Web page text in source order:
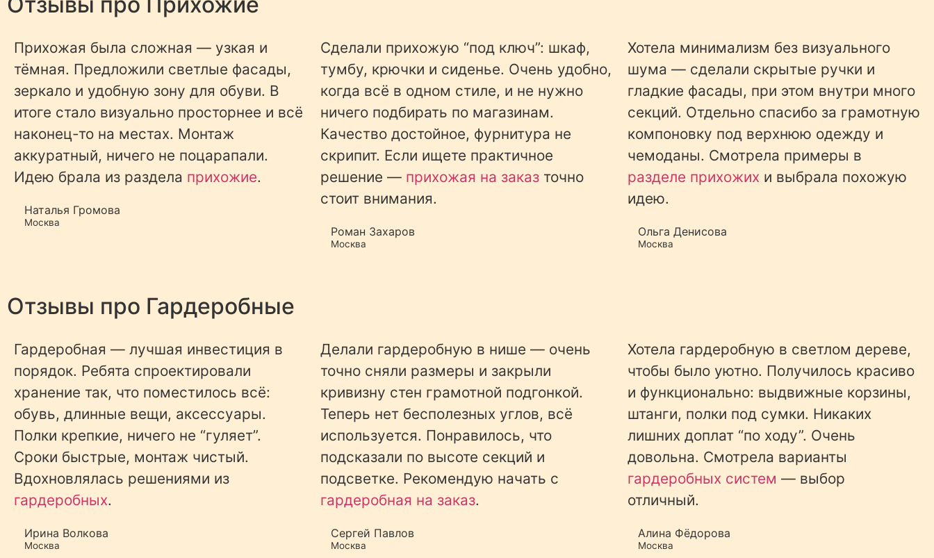
Прихожая была сложная — узкая и
тёмная. Предложили светлые фасады,
зеркало и удобную зону для обуви. В
итоге стало визуально просторнее и всё
наконец-то на местах. Монтаж
аккуратный, ничего не поцарапали.
Идею брала из раздела прихожие.
Наталья Громова
Москва
Сделали прихожую “под ключ”: шкаф,
тумбу, крючки и сиденье. Очень удобно,
когда всё в одном стиле, и не нужно
ничего подбирать по магазинам.
Качество достойное, фурнитура не
скрипит. Если ищете практичное
решение — прихожая на заказ точно
стоит внимания.
Роман Захаров
Москва
Хотела минимализм без визуального
шума — сделали скрытые ручки и
гладкие фасады, при этом внутри много
секций. Отдельно спасибо за грамотную
компоновку под верхнюю одежду и
чемоданы. Смотрела примеры в
разделе прихожих и выбрала похожую
идею.
Ольга Денисова
Москва
Отзывы про Гардеробные
Гардеробная — лучшая инвестиция в
порядок. Ребята спроектировали
хранение так, что поместилось всё:
обувь, длинные вещи, аксессуары.
Полки крепкие, ничего не “гуляет”.
Сроки быстрые, монтаж чистый.
Вдохновлялась решениями из
гардеробных.
Ирина Волкова
Москва
Делали гардеробную в нише — очень
точно сняли размеры и закрыли
кривизну стен грамотной подгонкой.
Теперь нет бесполезных углов, всё
используется. Понравилось, что
подсказали по высоте секций и
подсветке. Рекомендую начать с
гардеробная на заказ.
Сергей Павлов
Москва
Хотела гардеробную в светлом дереве,
чтобы было уютно. Получилось красиво
и функционально: выдвижные корзины,
штанги, полки под сумки. Никаких
лишних доплат “по ходу”. Очень
довольна. Смотрела варианты
гардеробных систем — выбор
отличный.
Алина Фёдорова
Москва